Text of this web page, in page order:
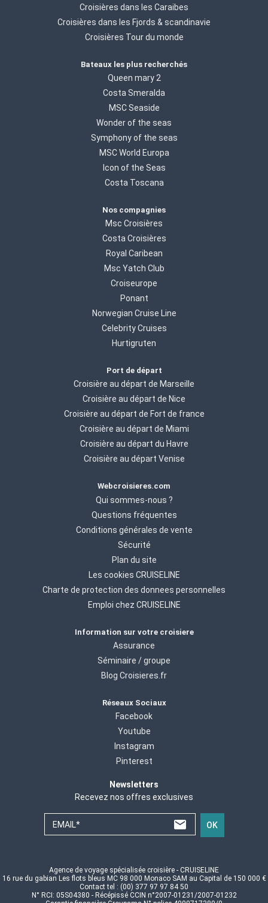
Croisières dans les Caraibes
Croisières dans les Fjords & scandinavie
Croisières Tour du monde
Bateaux les plus recherchés
Queen mary 2
Costa Smeralda
MSC Seaside
Wonder of the seas
Symphony of the seas
MSC World Europa
Icon of the Seas
Costa Toscana
Nos compagnies
Msc Croisières
Costa Croisières
Royal Caribean
Msc Yatch Club
Croiseurope
Ponant
Norwegian Cruise Line
Celebrity Cruises
Hurtigruten
Port de départ
Croisière au départ de Marseille
Croisière au départ de Nice
Croisière au départ de Fort de france
Croisière au départ de Miami
Croisière au départ du Havre
Croisière au départ Venise
Webcroisieres.com
Qui sommes-nous ?
Questions fréquentes
Conditions générales de vente
Sécurité
Plan du site
Les cookies CRUISELINE
Charte de protection des donnees personnelles
Emploi chez CRUISELINE
Information sur votre croisiere
Assurance
Séminaire / groupe
Blog Croisieres.fr
Réseaux Sociaux
Facebook
Youtube
Instagram
Pinterest
Newsletters
Recevez nos offres exclusives
EMAIL* OK
Agence de voyage spécialisée croisière - CRUISELINE
16 rue du gabian Les flots bleus MC 98 000 Monaco SAM au Capital de 150 000 €
Contact tel : (00) 377 97 97 84 50
N° RCI: 05S04380 - Récépissé CCIN n°2007-01231/2007-01232